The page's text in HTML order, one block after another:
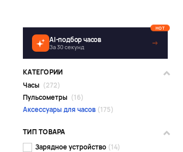
AI-подбор часов
За 30 секунд →
HOT
КАТЕГОРИИ
Часы (272)
Пульсометры (16)
Аксессуары для часов (175)
ТИП ТОВАРА
Зарядное устройство (14)